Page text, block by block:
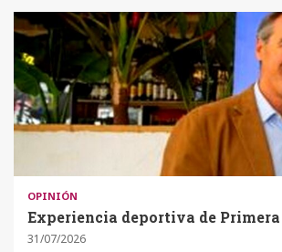
OPINIÓN
Experiencia deportiva de Primera
31/07/2026